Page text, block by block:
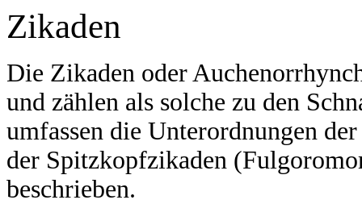
Zikaden
Die Zikaden oder
und zählen als solche zu den
umfassen die Unterordnungen
der Spitzkopfzikaden
beschrieben.